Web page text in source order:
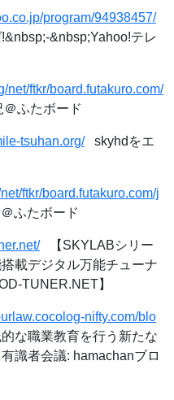
program/94938457/
&nbsp;Yahoo!テレ
net/ftkr/board.futakuro.com/
ふたボード
tsuhan.org/skyhdをエ
ftkr/board.futakuro.com/j
ふたボード
【SKYLABシリー
載デジタル万能チューナ
TUNER.NET】
nifty.com/blo
な職業教育を行う新たな
識者会議: hamachanブロ